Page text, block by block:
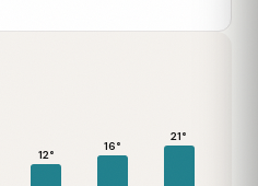
12°
16°
21°